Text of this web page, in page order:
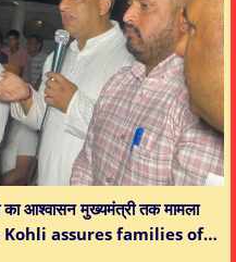
का आश्वासन मुख्यमंत्री तक मामला
Kohli assures families of…